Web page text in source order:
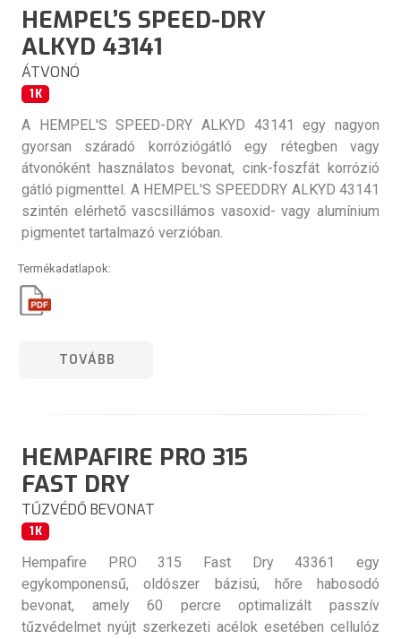
HEMPEL’S SPEED-DRY
ALKYD 43141
ÁTVONÓ
1K
A HEMPEL'S SPEED-DRY ALKYD 43141 egy nagyon
gyorsan száradó korróziógátló egy rétegben vagy
átvonóként használatos bevonat, cink-foszfát korrózió
gátló pigmenttel. A HEMPEL'S SPEEDDRY ALKYD 43141
szintén elérhető vascsillámos vasoxid- vagy alumínium
pigmentet tartalmazó verzióban.
Termékadatlapok:
TOVÁBB
HEMPAFIRE PRO 315
FAST DRY
TŰZVÉDŐ BEVONAT
1K
Hempafire PRO 315 Fast Dry 43361 egy
egykomponensű, oldószer bázisú, hőre habosodó
bevonat, amely 60 percre optimalizált passzív
tűzvédelmet nyújt szerkezeti acélok esetében cellulóz